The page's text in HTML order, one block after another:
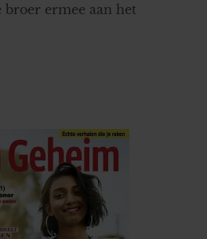
broer ermee aan het